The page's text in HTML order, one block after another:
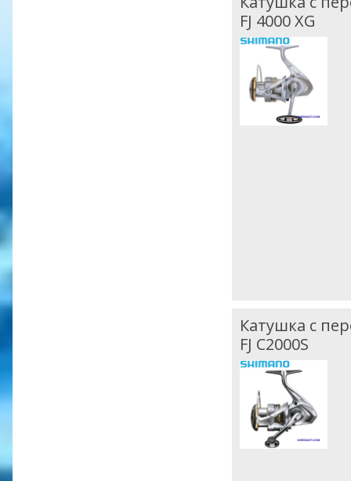
FJ 4000 XG
Катушка с
FJ C2000S